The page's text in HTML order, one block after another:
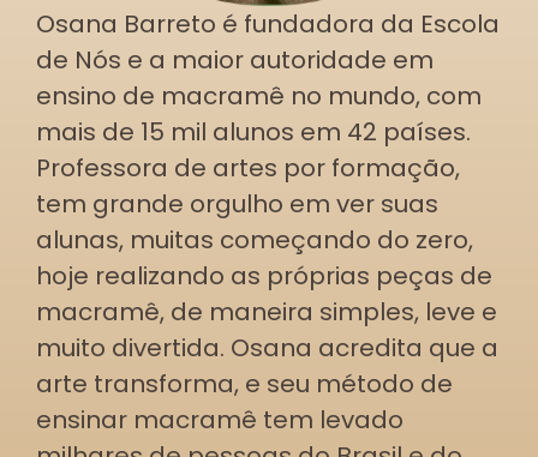
Osana Barreto é fundadora da Escola
de Nós e a maior autoridade em
ensino de macramê no mundo, com
mais de 15 mil alunos em 42 países.
Professora de artes por formação,
tem grande orgulho em ver suas
alunas, muitas começando do zero,
hoje realizando as próprias peças de
macramê, de maneira simples, leve e
muito divertida. Osana acredita que a
arte transforma, e seu método de
ensinar macramê tem levado